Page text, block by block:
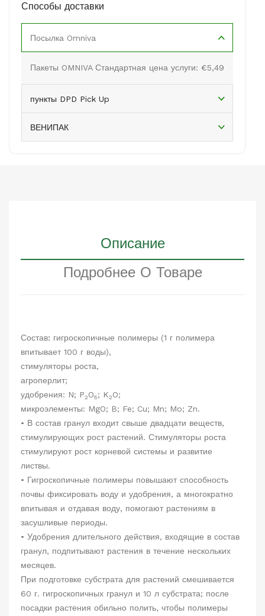
Способы доставки
Посылка Omniva
Пакеты OMNIVA Стандартная цена услуги: €5,49
пункты DPD Pick Up
ВЕНИПАК
Описание
Подробнее О Товаре
Состав: гигроскопичные полимеры (1 г полимера
впитывает 100 г воды),
стимуляторы роста,
агроперлит;
удобрения: N; P2O5; K2O;
микроэлементы: MgO; B; Fe; Cu; Mn; Mo; Zn.
• В состав гранул входит свыше двадцати веществ,
стимулирующих рост растений. Стимуляторы роста
стимулируют рост корневой системы и развитие
листвы.
• Гигроскопичные полимеры повышают способность
почвы фиксировать воду и удобрения, а многократно
впитывая и отдавая воду, помогают растениям в
засушливые периоды.
• Удобрения длительного действия, входящие в состав
гранул, подпитывают растения в течение нескольких
месяцев.
При подготовке субстрата для растений смешивается
60 г. гигроскопичных гранул и 10 л субстрата; после
посадки растения обильно полить, чтобы полимеры